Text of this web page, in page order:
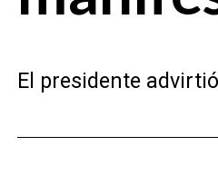
El presidente